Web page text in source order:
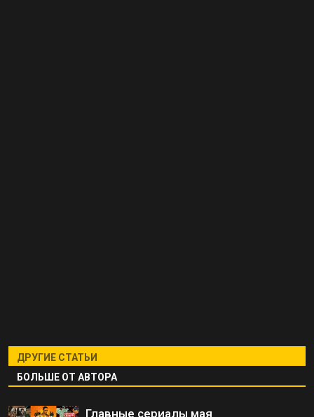
ДРУГИЕ СТАТЬИ
БОЛЬШЕ ОТ АВТОРА
Главные сериалы мая